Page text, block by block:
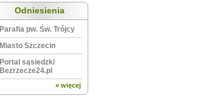
Odniesienia
Parafia pw. Św. Trójcy
Miasto Szczecin
Portal sąsiedzki
Bezrzecze24.pl
» więcej